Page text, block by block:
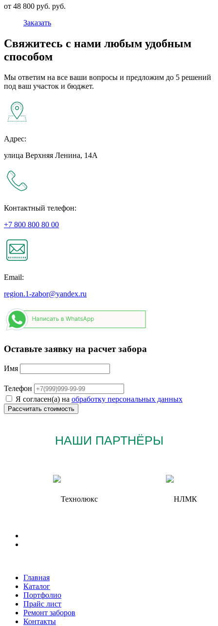
от 48 800 руб. руб.
Заказать
Свяжитесь с нами любым удобным
способом
Мы ответим на все ваши вопросы и предложим до 5 решений
под ваш участок и бюджет.
Адрес:
улица Верхняя Ленина, 14А
Контактный телефон:
+7 800 800 80 00
Email:
region.1-zabor@yandex.ru
Оставьте заявку на расчет забора
Имя
Телефон
Я согласен(а) на обработку персональных данных
НАШИ ПАРТНЁРЫ
Главная
Каталог
Портфолио
Прайс лист
Ремонт заборов
Контакты